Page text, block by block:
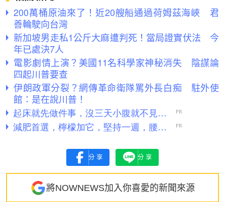
200萬桶原油來了！近20艘船通過荷姆茲海峽 君
善輪駛向台灣
新加坡男走私1公斤大麻遭判死！當局證實伏法 今
年已處決7人
電影劇情上演？美國11名科學家神秘消失 陰謀論
四起川普要查
伊朗政軍分裂？網傳革命衛隊罵外長白痴 駐外使
館：是在說川普！
分享 分享
將NOWNEWS加入你喜愛的新聞來源